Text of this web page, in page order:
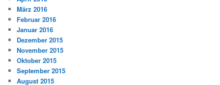
März 2016
Februar 2016
Januar 2016
Dezember 2015
November 2015
Oktober 2015
September 2015
August 2015